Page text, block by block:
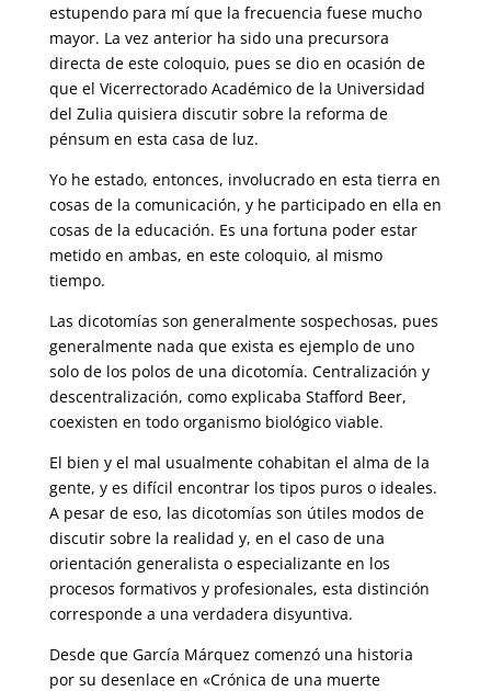
estupendo para mí que la frecuencia fuese mucho
mayor. La vez anterior ha sido una precursora
directa de este coloquio, pues se dio en ocasión de
que el Vicerrectorado Académico de la Universidad
del Zulia quisiera discutir sobre la reforma de
pénsum en esta casa de luz.
Yo he estado, entonces, involucrado en esta tierra en
cosas de la comunicación, y he participado en ella en
cosas de la educación. Es una fortuna poder estar
metido en ambas, en este coloquio, al mismo
tiempo.
Las dicotomías son generalmente sospechosas, pues
generalmente nada que exista es ejemplo de uno
solo de los polos de una dicotomía. Centralización y
descentralización, como explicaba Stafford Beer,
coexisten en todo organismo biológico viable.
El bien y el mal usualmente cohabitan el alma de la
gente, y es difícil encontrar los tipos puros o ideales.
A pesar de eso, las dicotomías son útiles modos de
discutir sobre la realidad y, en el caso de una
orientación generalista o especializante en los
procesos formativos y profesionales, esta distinción
corresponde a una verdadera disyuntiva.
Desde que García Márquez comenzó una historia
por su desenlace en «Crónica de una muerte